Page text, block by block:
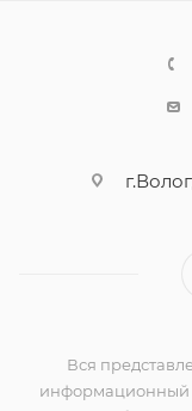
Вся
информационный